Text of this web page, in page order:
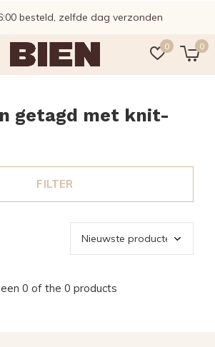
0 0
besteld, zelfde dag verzonden
getagd met knit-
FILTER
0 of the 0 products